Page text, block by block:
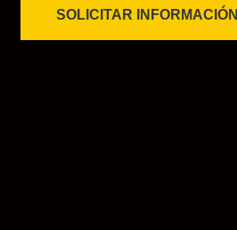
SOLICITAR INFORMACIÓN